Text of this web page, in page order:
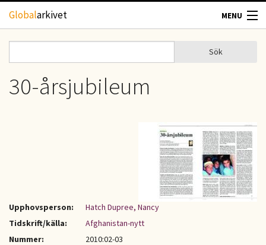
Hoppa till huvudinnehåll
Globalarkivet MENU
TIDSKRIFTER
GEOGRAFI
KONTAKT
Sökformulär
Sök
30-årsjubileum
Upphovsperson:
Hatch Dupree, Nancy
Tidskrift/källa:
Afghanistan-nytt
Nummer:
2010:02-03